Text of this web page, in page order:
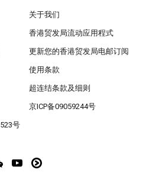
关于我们
香港贸发局流动应用程式
更新您的香港贸发局电邮订阅
使用条款
超连结条款及细则
京ICP备09059244号
号